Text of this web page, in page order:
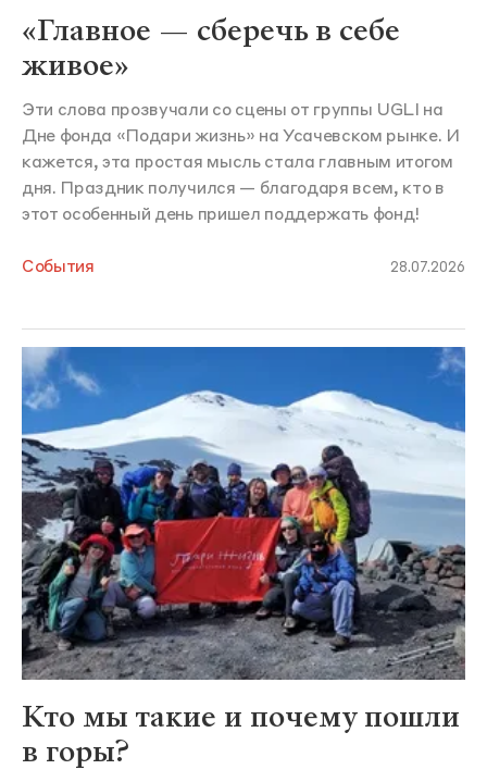
«Главное — сберечь в себе
живое»
Эти слова прозвучали со сцены от группы UGLI на
Дне фонда «Подари жизнь» на Усачевском рынке. И
кажется, эта простая мысль стала главным итогом
дня. Праздник получился — благодаря всем, кто в
этот особенный день пришел поддержать фонд!
События 28.07.2026
Кто мы такие и почему пошли
в горы?